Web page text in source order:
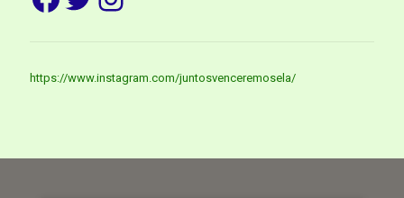
https://www.instagram.com/juntosvenceremosela/